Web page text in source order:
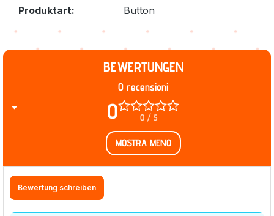
Produktart:
Button
BEWERTUNGEN
0 0 / 5
0 recensioni
MOSTRA MENO
Bewertung schreiben